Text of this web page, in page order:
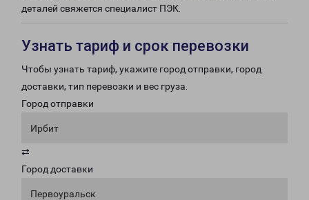
деталей свяжется специалист ПЭК.
Узнать тариф и срок перевозки
Чтобы узнать тариф, укажите город отправки, город
доставки, тип перевозки и вес груза.
Город отправки
Ирбит
⇄
Город доставки
Первоуральск